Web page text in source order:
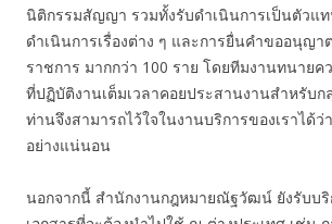
นิติกรรมสัญญา รวมทั้งรับดำเนินการเป็นตัวแ
ดำเนินการเรื่องต่าง ๆ และการยื่นคำขออนุญ
ราชการ มากกว่า 100 ราย โดยทีมงานทนาย
ที่ปฏิบัติงานเต็มเวลาคอยประสานงานสำหรับก
ท่านจึงสามารถไว้ใจในงานบริการของเราได้
อย่างแน่นอน
นอกจากนี้ สำนักงานกฎหมายณัฐวัฒน์ ยังรับบริ